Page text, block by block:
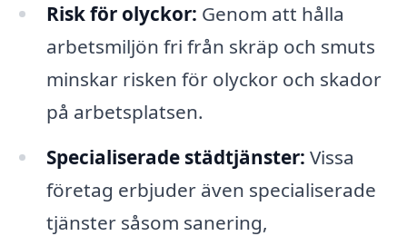
Risk för olyckor: Genom att hålla
arbetsmiljön fri från skräp och smuts
minskar risken för olyckor och skador
på arbetsplatsen.
Specialiserade städtjänster: Vissa
företag erbjuder även specialiserade
tjänster såsom sanering,